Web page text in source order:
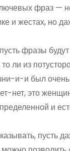
фраз —
и жестах, но
фразы
ли из
и-и был
нет, это
и
пусть